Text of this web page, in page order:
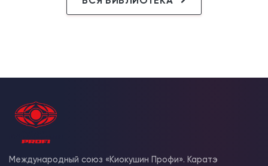
Международный союз «Киокушин Профи». Каратэ